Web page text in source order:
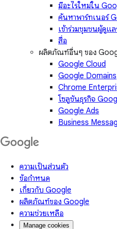
มีอะไรใหม่ใน
ค้นหาพาร์ทเนอร์
เข้าร่วมชุมชนผู้ดูแ
สื่อ
ผลิตภัณฑ์อื่นๆ ของ
Google Cloud
Google Domains
Chrome
โซลูชันธุรกิจ
Google Ads
Business
ความเป็นส่วนตัว
ข้อกำหนด
เกี่ยวกับ Google
ผลิตภัณฑ์ของ Google
ความช่วยเหลือ
Manage cookies